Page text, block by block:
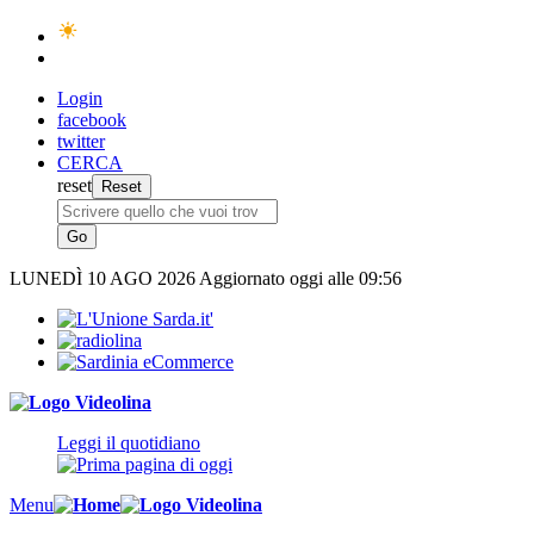
Login
facebook
twitter
CERCA
reset
LUNEDÌ 10 AGO 2026 Aggiornato oggi alle 09:56
Leggi il quotidiano
Menu